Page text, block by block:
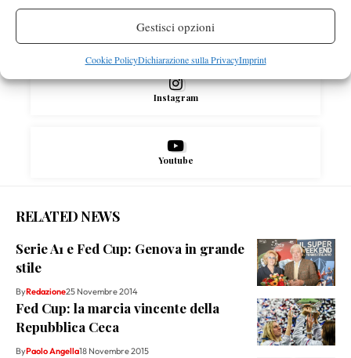
Gestisci opzioni
Cookie PolicyDichiarazione sulla PrivacyImprint
X
Instagram
Youtube
RELATED NEWS
Serie A1 e Fed Cup: Genova in grande
stile
ByRedazione25 Novembre 2014
Fed Cup: la marcia vincente della
Repubblica Ceca
ByPaolo Angella18 Novembre 2015